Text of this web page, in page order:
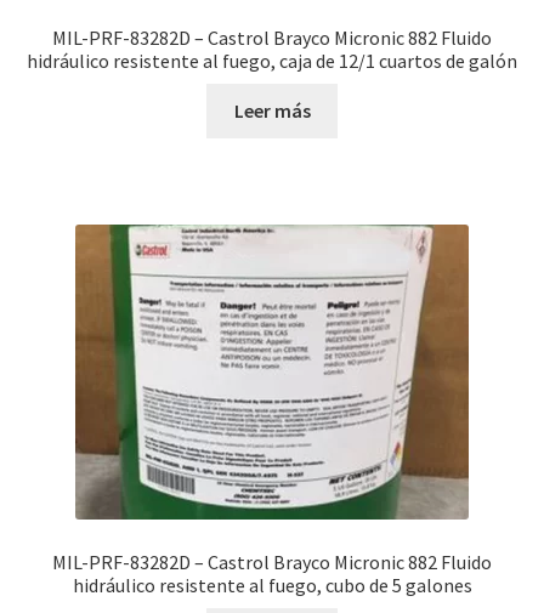
MIL-PRF-83282D – Castrol Brayco Micronic 882 Fluido
hidráulico resistente al fuego, caja de 12/1 cuartos de galón
Leer más
MIL-PRF-83282D – Castrol Brayco Micronic 882 Fluido
hidráulico resistente al fuego, cubo de 5 galones